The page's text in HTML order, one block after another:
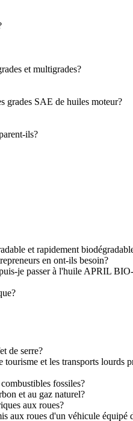
et multigrades?
grades SAE de huiles moteur?
ils?
et rapidement
en ont-ils besoin?
je passer à l'huile APRIL
de serre?
et les transports lourds
fossiles?
et au gaz naturel?
aux roues?
aux roues d'un véhicule équipé